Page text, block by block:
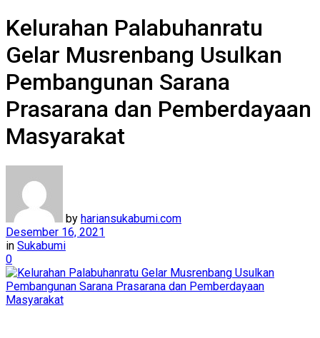
Kelurahan Palabuhanratu
Gelar Musrenbang Usulkan
Pembangunan Sarana
Prasarana dan Pemberdayaan
Masyarakat
by hariansukabumi.com
Desember 16, 2021
in Sukabumi
0